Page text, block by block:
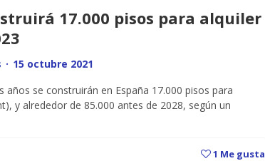
17.000 pisos para alquiler
· 15 octubre 2021
años se construirán en España 17.000 pisos para
y alrededor de 85.000 antes de 2028, según un
1 Me gusta